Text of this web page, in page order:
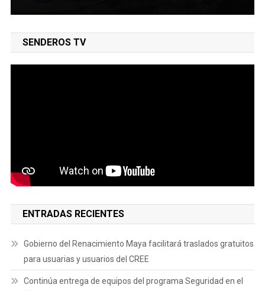
SENDEROS TV
ENTRADAS RECIENTES
Gobierno del Renacimiento Maya facilitará traslados gratuitos
para usuarias y usuarios del CREE
Continúa entrega de equipos del programa Seguridad en el